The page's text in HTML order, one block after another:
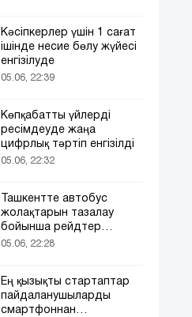
Кәсіпкерлер үшін 1 сағат
ішінде несие бөлу жүйесі
енгізілуде
05.06, 22:39
Көпқабатты үйлерді
ресімдеуде жаңа
цифрлық тәртіп енгізілді
05.06, 22:32
Ташкентте автобус
жолақтарын тазалау
бойынша рейдтер
басталды
05.06, 22:28
Ең қызықты стартаптар
пайдаланушыларды
смартфоннан